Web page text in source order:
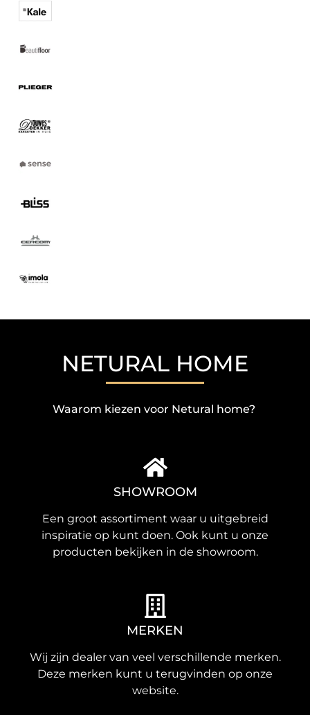
NETURAL HOME
Waarom kiezen voor Netural home?
SHOWROOM
Een groot assortiment waar u uitgebreid
inspiratie op kunt doen. Ook kunt u onze
producten bekijken in de showroom.
MERKEN
Wij zijn dealer van veel verschillende merken.
Deze merken kunt u terugvinden op onze
website.